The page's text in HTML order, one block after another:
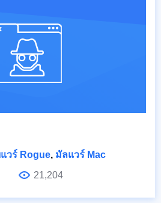
วร์ Rogue, มัลแวร์ Mac
21,204